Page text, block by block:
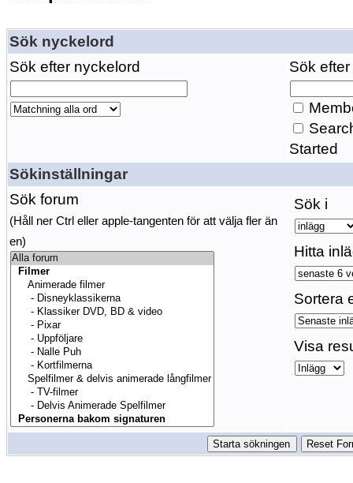
Sök nyckelord
Sök efter nyckelord
Sök
Started
Sökinställningar
Sök forum
(Håll ner Ctrl eller apple-tangenten för att välja fler än
en)
Sök i
Hitta
Sortera
Visa